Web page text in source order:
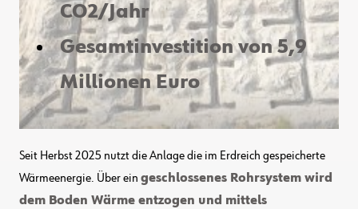
CO2/Jahr
Gesamtinvestition von 5,9
Millionen Euro
Seit Herbst 2025 nutzt die Anlage die im Erdreich gespeicherte
Wärmeenergie. Über ein geschlossenes Rohrsystem wird
dem Boden Wärme entzogen und mittels